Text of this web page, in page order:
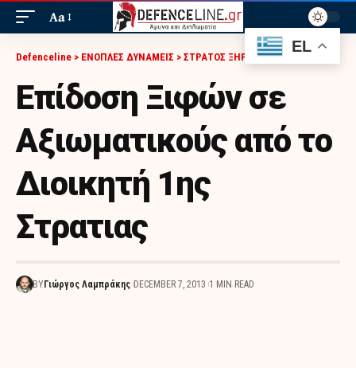
Aa
Defenceline > ΕΝΟΠΛΕΣ ΔΥΝΑΜΕΙΣ > ΣΤΡΑΤΟΣ ΞΗΡΑΣ>ΕΠΊΔΟΣΗ ΞΙΦΏΝ ΣΕ ΑΞΙΩΜΑΤΙΚΟΎΣ ΑΠΌ ΤΟ ΔΙΟΙΚΗΤΉ 1ΗΣ ΣΤΡΑΤΙΑΣ
Επίδοση Ξιφών σε
Αξιωματικούς από το
Διοικητή 1ης
Στρατιας
BY Γιώργος Λαμπράκης DECEMBER 7, 2013 1 MIN READ
EL